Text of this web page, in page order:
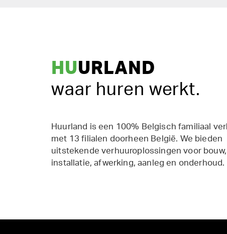
HUURLAND
waar huren werkt.
Huurland is een 100% Belgisch familiaal
met 13 filialen doorheen België. We bieden
uitstekende verhuuroplossingen voor
installatie, afwerking, aanleg en onderhoud.